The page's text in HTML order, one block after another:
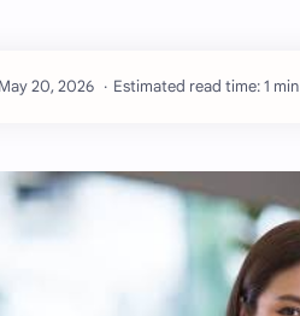
Estimated read time: 1 min